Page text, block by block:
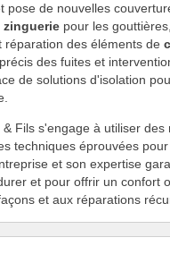
pose de nouvelles
zinguerie pour les
réparation des éléments de
des fuites et
de solutions d'isolation
& Fils s'engage à utiliser
techniques éprouvées
et son expertise
et pour offrir un confort
et aux réparations